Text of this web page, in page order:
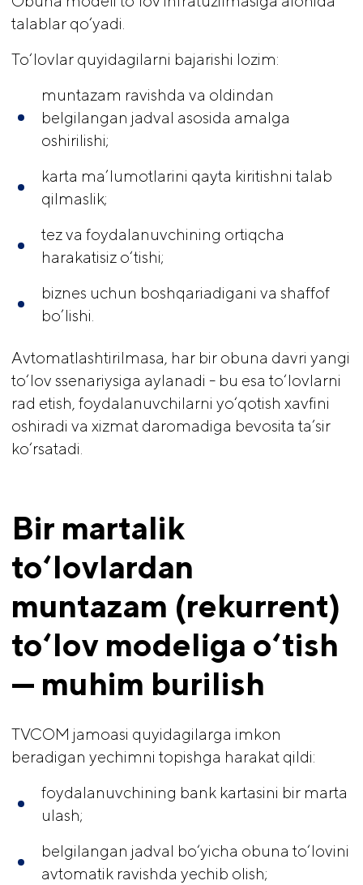
talablar qo‘yadi.
To‘lovlar quyidagilarni bajarishi lozim:
muntazam ravishda va oldindan
belgilangan jadval asosida amalga
oshirilishi;
karta ma’lumotlarini qayta kiritishni talab
qilmaslik;
tez va foydalanuvchining ortiqcha
harakatisiz o‘tishi;
biznes uchun boshqariadigani va shaffof
bo’lishi.
Avtomatlashtirilmasa, har bir obuna davri yangi
to‘lov ssenariysiga aylanadi - bu esa to‘lovlarni
rad etish, foydalanuvchilarni yo‘qotish xavfini
oshiradi va xizmat daromadiga bevosita ta’sir
ko‘rsatadi.
Bir martalik
to‘lovlardan
muntazam (rekurrent)
to‘lov modeliga o‘tish
— muhim burilish
TVCOM jamoasi quyidagilarga imkon
beradigan yechimni topishga harakat qildi:
foydalanuvchining bank kartasini bir marta
ulash;
belgilangan jadval bo‘yicha obuna to‘lovini
avtomatik ravishda yechib olish;